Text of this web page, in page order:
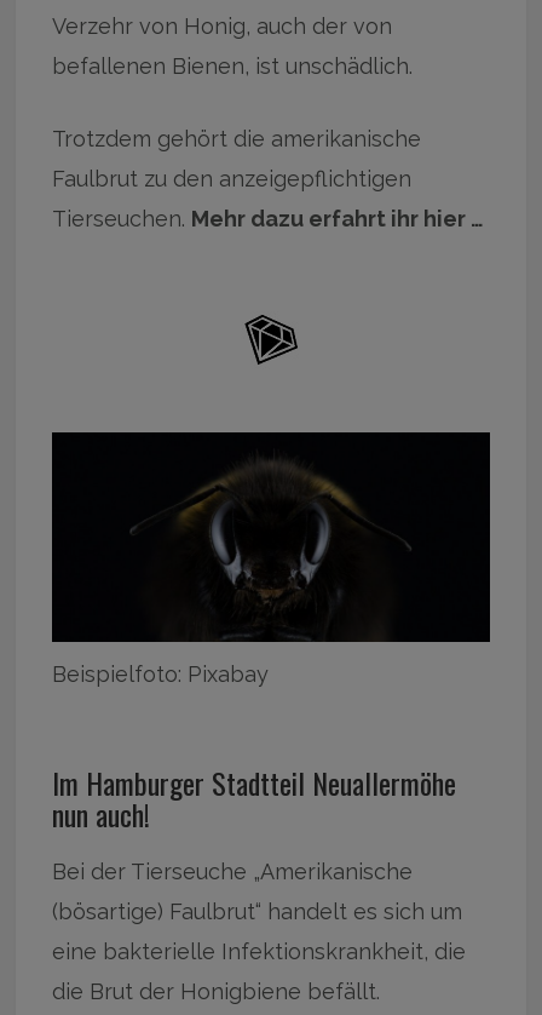
Verzehr von Honig, auch der von
befallenen Bienen, ist unschädlich.
Trotzdem gehört die amerikanische
Faulbrut zu den anzeigepflichtigen
Tierseuchen. Mehr dazu erfahrt ihr hier …
Beispielfoto: Pixabay
Im Hamburger Stadtteil Neuallermöhe
nun auch!
Bei der Tierseuche „Amerikanische
(bösartige) Faulbrut“ handelt es sich um
eine bakterielle Infektionskrankheit, die
die Brut der Honigbiene befällt.